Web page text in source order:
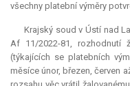
všechny platební výměry
Krajský soud v Ústí nad
Af 11/2022-81, rozhodnutí
(týkajících se platebních
měsíce únor, březen, červen